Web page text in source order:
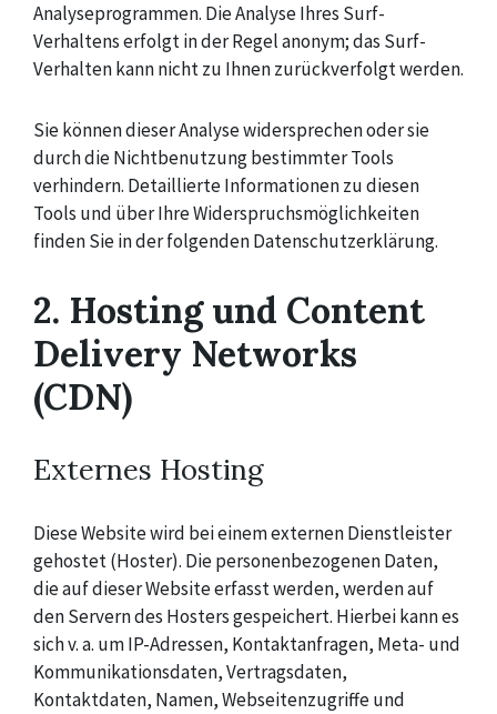
Analyseprogrammen. Die Analyse Ihres Surf-
Verhaltens erfolgt in der Regel anonym; das Surf-
Verhalten kann nicht zu Ihnen zurückverfolgt werden.
Sie können dieser Analyse widersprechen oder sie
durch die Nichtbenutzung bestimmter Tools
verhindern. Detaillierte Informationen zu diesen
Tools und über Ihre Widerspruchsmöglichkeiten
finden Sie in der folgenden Datenschutzerklärung.
2. Hosting und Content
Delivery Networks
(CDN)
Externes Hosting
Diese Website wird bei einem externen Dienstleister
gehostet (Hoster). Die personenbezogenen Daten,
die auf dieser Website erfasst werden, werden auf
den Servern des Hosters gespeichert. Hierbei kann es
sich v. a. um IP-Adressen, Kontaktanfragen, Meta- und
Kommunikationsdaten, Vertragsdaten,
Kontaktdaten, Namen, Webseitenzugriffe und